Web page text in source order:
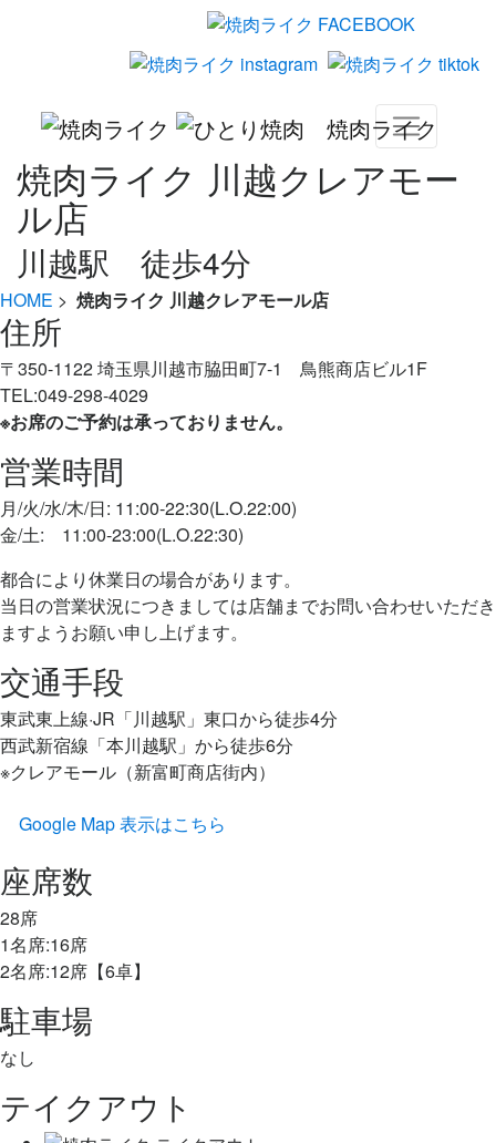
焼肉ライク 川越クレアモー
ル店
川越駅 徒歩4分
HOME > 焼肉ライク 川越クレアモール店
住所
〒350-1122 埼玉県川越市脇田町7-1 鳥熊商店ビル1F
TEL:049-298-4029
※お席のご予約は承っておりません。
営業時間
月/火/水/木/日: 11:00‐22:30(L.O.22:00)
金/土: 11:00‐23:00(L.O.22:30)
都合により休業日の場合があります。
当日の営業状況につきましては店舗までお問い合わせいただき
ますようお願い申し上げます。
交通手段
東武東上線·JR「川越駅」東口から徒歩4分
西武新宿線「本川越駅」から徒歩6分
※クレアモール（新富町商店街内）
Google Map 表示はこちら
座席数
28席
1名席:16席
2名席:12席【6卓】
駐車場
なし
テイクアウト